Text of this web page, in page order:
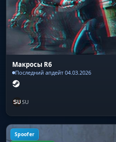
Макросы R6
Последний апдейт 04.03.2026
SU
Spoofer